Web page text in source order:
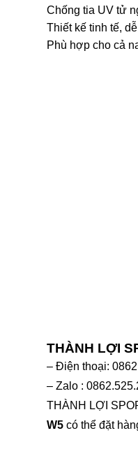
Chống tia UV tử
Thiết kế tinh tế,
Phù hợp cho cả
THÀNH LỢI
– Điện thoại:
– Zalo :
THÀNH LỢI
W5 có thể đặt